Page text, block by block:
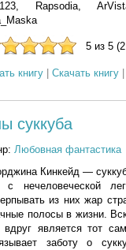
Rapsodia,
5 из 5
книгу Скачать книгу
суккуба
Любовная фантастика
Кинкейд —
с нечеловеческой
из них жар
полосы в жизни.
вдруг является тот
заботу о